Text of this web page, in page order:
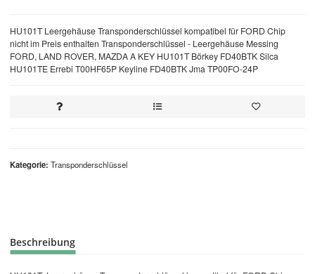
Kategorie Transponderschlüssel
HU101T Leergehäuse Transponderschlüssel kompatibel für FORD Chip
nicht im Preis enthalten Transponderschlüssel - Leergehäuse Messing
FORD, LAND ROVER, MAZDA A KEY HU101T Börkey FD40BTK Silca
HU101TE Errebi T00HF65P Keyline FD40BTK Jma TP00FO-24P
Beschreibung